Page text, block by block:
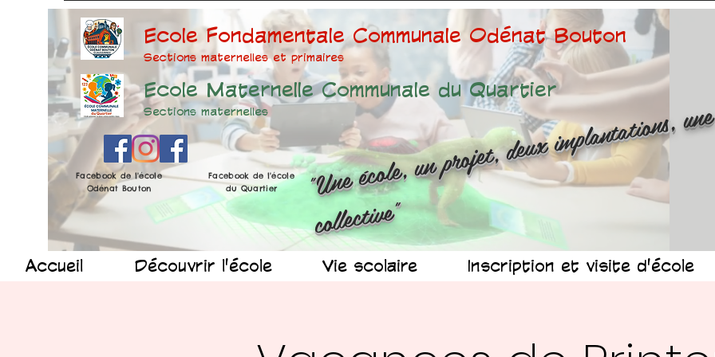
Ecole Fondamentale Communale Odénat Bouton
Sections maternelles et primaires
Ecole Maternelle Communale du Quartier
Sections maternelles ne
n
x
"
Facebook de l'école
Odénat Bouton
Facebook de l'école
du Quartier
Accueil Découvrir l'école Vie scolaire Inscription et visite d'école